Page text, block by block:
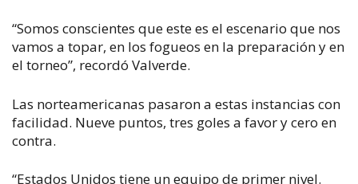
“Somos conscientes que este es el escenario que nos
vamos a topar, en los fogueos en la preparación y en
el torneo”, recordó Valverde.
Las norteamericanas pasaron a estas instancias con
facilidad. Nueve puntos, tres goles a favor y cero en
contra.
“Estados Unidos tiene un equipo de primer nivel.